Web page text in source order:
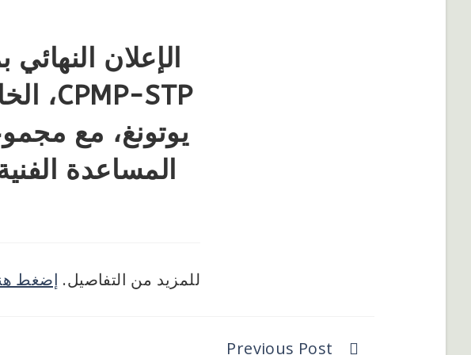
يوتونغ، مع
المساعدة
للمزيد من التفاصيل. إضغط
Previous Post